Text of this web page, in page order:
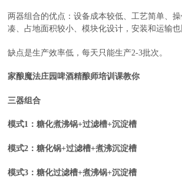
两器组合的优点：设备成本较低、工艺简单、
凑、占地面积较小、模块化设计，安装和运输也
缺点是生产效率低，每天只能生产2-3批次。
家酿魔法庄园啤酒精酿师培训课教你
三器组合
模式1：糖化煮沸锅+过滤槽+沉淀槽
模式2：糖化锅+过滤槽+煮沸沉淀槽
模式3：糖化过滤槽+煮沸锅+沉淀槽